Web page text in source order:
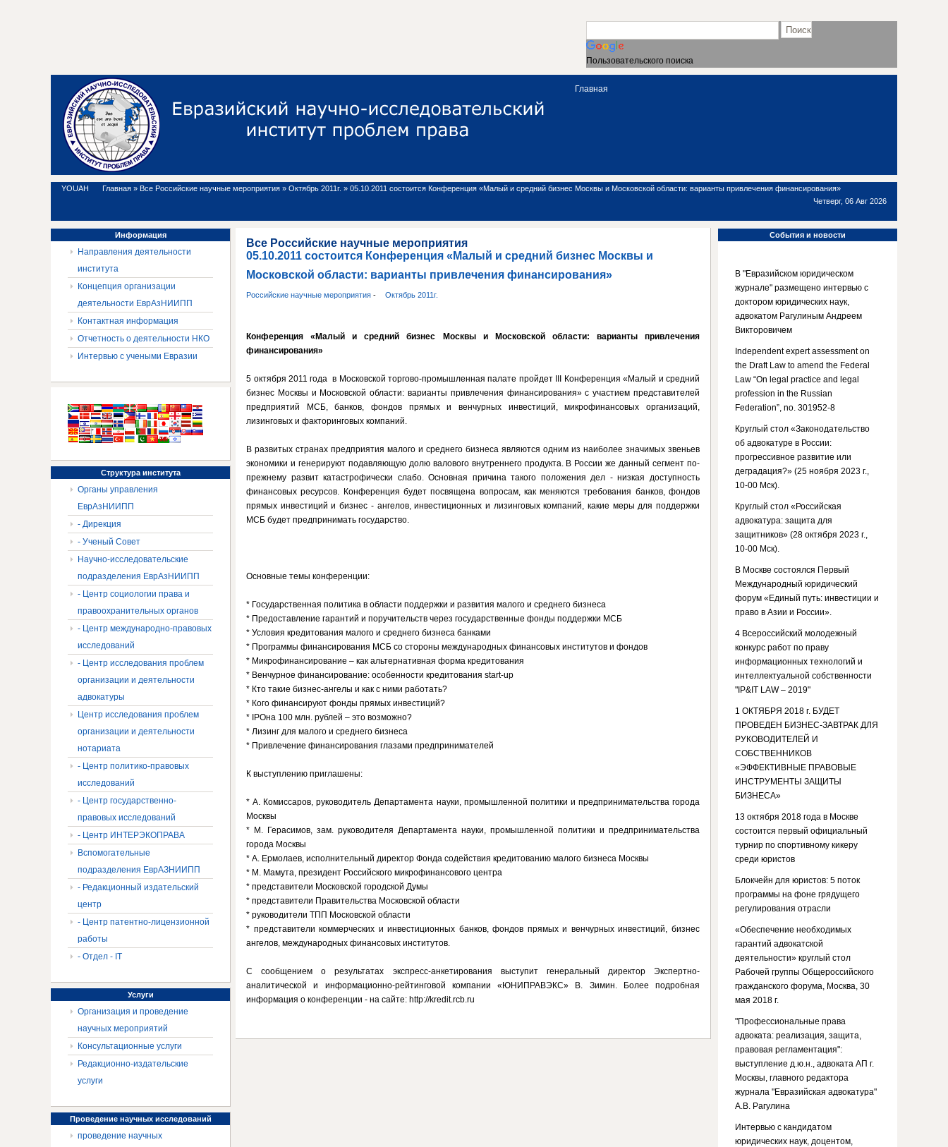
Пользовательского поиска
Главная
YOUAH Главная » Все Российские научные мероприятия » Октябрь 2011г. » 05.10.2011 состоится Конференция «Малый и средний бизнес Москвы и Московской области: варианты привлечения финансирования»
Четверг, 06 Авг 2026
Все Российские научные мероприятия
05.10.2011 состоится Конференция «Малый и средний бизнес Москвы и
Московской области: варианты привлечения финансирования»
Российские научные мероприятия- Октябрь 2011г.
Конференция «Малый и средний бизнес Москвы и Московской области: варианты привлечения
финансирования»
5 октября 2011 года в Московской торгово-промышленная палате пройдет III Конференция «Малый и средний
бизнес Москвы и Московской области: варианты привлечения финансирования» с участием представителей
предприятий МСБ, банков, фондов прямых и венчурных инвестиций, микрофинансовых организаций,
лизинговых и факторинговых компаний.
В развитых странах предприятия малого и среднего бизнеса являются одним из наиболее значимых звеньев
экономики и генерируют подавляющую долю валового внутреннего продукта. В России же данный сегмент по-
прежнему развит катастрофически слабо. Основная причина такого положения дел - низкая доступность
финансовых ресурсов. Конференция будет посвящена вопросам, как меняются требования банков, фондов
прямых инвестиций и бизнес - ангелов, инвестиционных и лизинговых компаний, какие меры для поддержки
МСБ будет предпринимать государство.
Основные темы конференции:
* Государственная политика в области поддержки и развития малого и среднего бизнеса
* Предоставление гарантий и поручительств через государственные фонды поддержки МСБ
* Условия кредитования малого и среднего бизнеса банками
* Программы финансирования МСБ со стороны международных финансовых институтов и фондов
* Микрофинансирование – как альтернативная форма кредитования
* Венчурное финансирование: особенности кредитования start-up
* Кто такие бизнес-ангелы и как с ними работать?
* Кого финансируют фонды прямых инвестиций?
* IPOна 100 млн. рублей – это возможно?
* Лизинг для малого и среднего бизнеса
* Привлечение финансирования глазами предпринимателей
К выступлению приглашены:
* А. Комиссаров, руководитель Департамента науки, промышленной политики и предпринимательства города
Москвы
* М. Герасимов, зам. руководителя Департамента науки, промышленной политики и предпринимательства
города Москвы
* А. Ермолаев, исполнительный директор Фонда содействия кредитованию малого бизнеса Москвы
* М. Мамута, президент Российского микрофинансового центра
* представители Московской городской Думы
* представители Правительства Московской области
* руководители ТПП Московской области
* представители коммерческих и инвестиционных банков, фондов прямых и венчурных инвестиций, бизнес
ангелов, международных финансовых институтов.
С сообщением о результатах экспресс-анкетирования выступит генеральный директор Экспертно-
аналитической и информационно-рейтинговой компании «ЮНИПРАВЭКС» В. Зимин. Более подробная
информация о конференции - на сайте: http://kredit.rcb.ru
Информация
Направления деятельности
института
Концепция организации
деятельности ЕврАзНИИПП
Контактная информация
Отчетность о деятельности НКО
Интервью с учеными Евразии
Структураинститута
Органы управления
ЕврАзНИИПП
- Дирекция
- Ученый Совет
Научно-исследовательские
подразделения ЕврАзНИИПП
- Центр социологии права и
правоохранительных органов
- Центр международно-правовых
исследований
- Центр исследования проблем
организации и деятельности
адвокатуры
Центр исследования проблем
организации и деятельности
нотариата
- Центр политико-правовых
исследований
- Центр государственно-
правовых исследований
- Центр ИНТЕРЭКОПРАВА
Вспомогательные
подразделения ЕврАЗНИИПП
- Редакционный издательский
центр
- Центр патентно-лицензионной
работы
- Отдел - IT
Услуги
Организация и проведение
научных мероприятий
Консультационные услуги
Редакционно-издательские
услуги
Проведениенаучных исследований
проведение научных
События и новости
В "Евразийском юридическом
журнале" размещено интервью с
доктором юридических наук,
адвокатом Рагулиным Андреем
Викторовичем
Independent expert assessment on
the Draft Law to amend the Federal
Law “On legal practice and legal
profession in the Russian
Federation”, no. 301952-8
Круглый стол «Законодательство
об адвокатуре в России:
прогрессивное развитие или
деградация?» (25 ноября 2023 г.,
10-00 Мск).
Круглый стол «Российская
адвокатура: защита для
защитников» (28 октября 2023 г.,
10-00 Мск).
В Москве состоялся Первый
Международный юридический
форум «Единый путь: инвестиции и
право в Азии и России».
4 Всероссийский молодежный
конкурс работ по праву
информационных технологий и
интеллектуальной собственности
"IP&IT LAW – 2019"
1 ОКТЯБРЯ 2018 г. БУДЕТ
ПРОВЕДЕН БИЗНЕС-ЗАВТРАК ДЛЯ
РУКОВОДИТЕЛЕЙ И
СОБСТВЕННИКОВ
«ЭФФЕКТИВНЫЕ ПРАВОВЫЕ
ИНСТРУМЕНТЫ ЗАЩИТЫ
БИЗНЕСА»
13 октября 2018 года в Москве
состоится первый официальный
турнир по спортивному кикеру
среди юристов
Блокчейн для юристов: 5 поток
программы на фоне грядущего
регулирования отрасли
«Обеспечение необходимых
гарантий адвокатской
деятельности» круглый стол
Рабочей группы Общероссийского
гражданского форума, Москва, 30
мая 2018 г.
"Профессиональные права
адвоката: реализация, защита,
правовая регламентация":
выступление д.ю.н., адвоката АП г.
Москвы, главного редактора
журнала "Евразийская адвокатура"
А.В. Рагулина
Интервью с кандидатом
юридических наук, доцентом,